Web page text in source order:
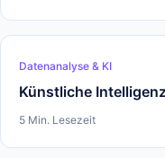
Datenanalyse & KI
Künstliche Intelligenz
5 Min. Lesezeit